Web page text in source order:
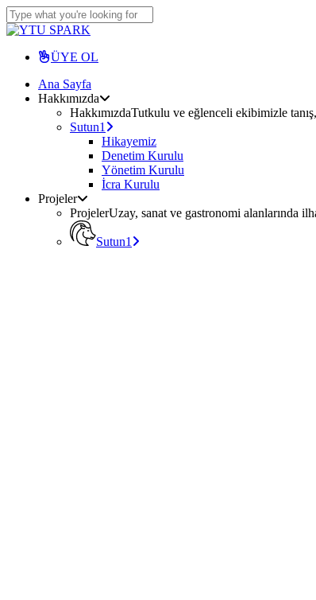
Skip
to
content
Close
ÜYE OL
Menu
Ana Sayfa
Hakkımızda
HakkımızdaTutkulu ve eğlenceli ekibimizle
Sutun1
Hikayemiz
Denetim Kurulu
Yönetim Kurulu
İcra Kurulu
Projeler
ProjelerUzay, sanat ve gastronomi alanlarında
Sutun1